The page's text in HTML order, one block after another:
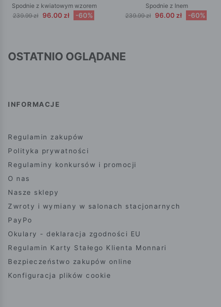
Spodnie z kwiatowym wzorem
239.99 zł 96.00 zł -60%
Spodnie z lnem
239.99 zł 96.00 zł -60%
OSTATNIO OGLĄDANE
INFORMACJE
Regulamin zakupów
Polityka prywatności
Regulaminy konkursów i promocji
O nas
Nasze sklepy
Zwroty i wymiany w salonach stacjonarnych
PayPo
Okulary - deklaracja zgodności EU
Regulamin Karty Stałego Klienta Monnari
Bezpieczeństwo zakupów online
Konfiguracja plików cookie